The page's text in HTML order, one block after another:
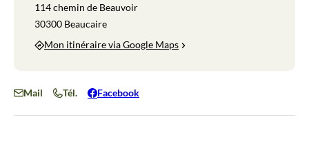
114 chemin de Beauvoir
30300 Beaucaire
Mon itinéraire via Google Maps
Mail Tél. Facebook